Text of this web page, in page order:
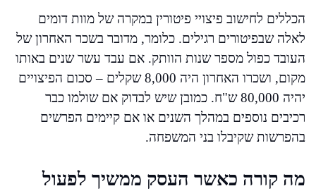
הכללים לחישוב פיצויי פיטורין במקרה של מוות דומים
לאלה שבפיטורים רגילים. כלומר, מדובר בשכר האחרון של
העובד כפול מספר שנות הוותק. אם עבד עשר שנים באותו
מקום, ושכרו האחרון היה 8,000 שקלים – סכום הפיצויים
יהיה 80,000 ש"ח. כמובן שיש לבדוק אם שולמו כבר
רכיבים נוספים במהלך השנים או אם קיימים הפרשים
בהפרשות שקיבלו בני המשפחה.
מה קורה כאשר העסק ממשיך לפעול